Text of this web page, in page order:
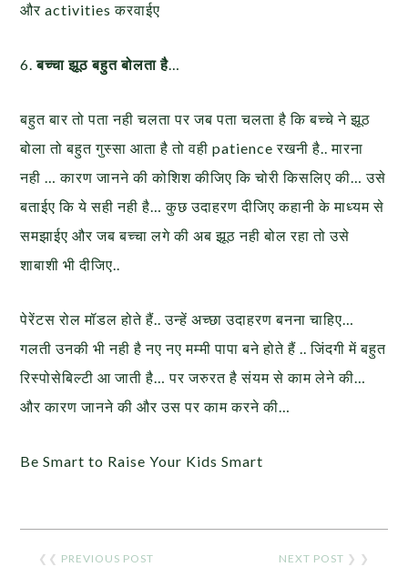
और activities करवाईए
6.बच्चा झूठ बहुत बोलता है…
बहुत बार तो पता नही चलता पर जब पता चलता है कि बच्चे ने झूठ
बोला तो बहुत गुस्सा आता है तो वही patience रखनी है.. मारना
नही … कारण जानने की कोशिश कीजिए कि चोरी किसलिए की… उसे
बताईए कि ये सही नही है… कुछ उदाहरण दीजिए कहानी के माध्यम से
समझाईए और जब बच्चा लगे की अब झूठ नही बोल रहा तो उसे
शाबाशी भी दीजिए..
पेरेंटस रोल मॉडल होते हैं.. उन्हें अच्छा उदाहरण बनना चाहिए…
गलती उनकी भी नही है नए नए मम्मी पापा बने होते हैं .. जिंदगी में बहुत
रिस्पोसेबिल्टी आ जाती है… पर जरुरत है संयम से काम लेने की…
और कारण जानने की और उस पर काम करने की…
Be Smart to Raise Your Kids Smart
❮❮ PREVIOUS POST NEXT POST ❯ ❯